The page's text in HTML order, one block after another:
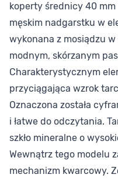
koperty średnicy 40
męskim nadgarstku w
wykonana z mosiądzu w
modnym, skórzanym
Charakterystycznym
przyciągająca wzrok
Oznaczona została
i łatwe do odczytania.
szkło mineralne o
Wewnątrz tego modelu
mechanizm kwarcowy.